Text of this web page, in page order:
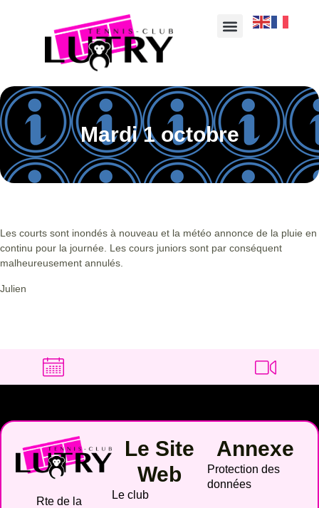
Mardi 1 octobre
Les courts sont inondés à nouveau et la météo annonce de la pluie en
continu pour la journée. Les cours juniors sont par conséquent
malheureusement annulés.
Julien
Rte de la
Le Site
Web
Le club
Annexe
Protection des
données